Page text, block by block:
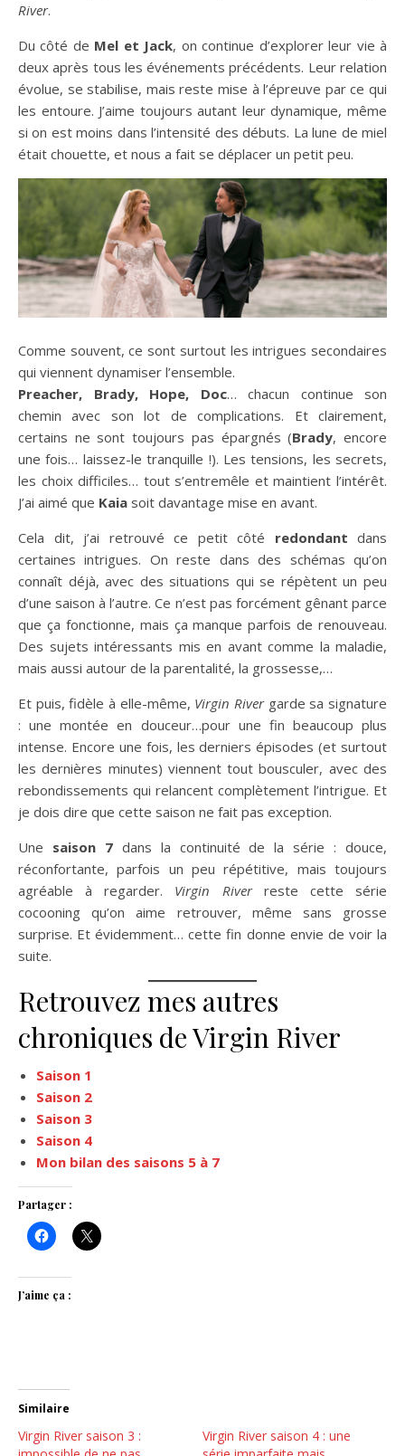
River.
Du côté de Mel et Jack, on continue d’explorer leur vie à
deux après tous les événements précédents. Leur relation
évolue, se stabilise, mais reste mise à l’épreuve par ce qui
les entoure. J’aime toujours autant leur dynamique, même
si on est moins dans l’intensité des débuts. La lune de miel
était chouette, et nous a fait se déplacer un petit peu.
Comme souvent, ce sont surtout les intrigues secondaires
qui viennent dynamiser l’ensemble.
Preacher, Brady, Hope, Doc… chacun continue son
chemin avec son lot de complications. Et clairement,
certains ne sont toujours pas épargnés (Brady, encore
une fois… laissez-le tranquille !). Les tensions, les secrets,
les choix difficiles… tout s’entremêle et maintient l’intérêt.
J’ai aimé que Kaia soit davantage mise en avant.
Cela dit, j’ai retrouvé ce petit côté redondant dans
certaines intrigues. On reste dans des schémas qu’on
connaît déjà, avec des situations qui se répètent un peu
d’une saison à l’autre. Ce n’est pas forcément gênant parce
que ça fonctionne, mais ça manque parfois de renouveau.
Des sujets intéressants mis en avant comme la maladie,
mais aussi autour de la parentalité, la grossesse,…
Et puis, fidèle à elle-même, Virgin Rivergarde sa signature
: une montée en douceur…pour une fin beaucoup plus
intense. Encore une fois, les derniers épisodes (et surtout
les dernières minutes) viennent tout bousculer, avec des
rebondissements qui relancent complètement l’intrigue. Et
je dois dire que cette saison ne fait pas exception.
Une saison 7dans la continuité de la série : douce,
réconfortante, parfois un peu répétitive, mais toujours
agréable à regarder. Virgin Riverreste cette série
cocooning qu’on aime retrouver, même sans grosse
surprise. Et évidemment… cette fin donne envie de voir la
suite.
Retrouvez mes autres
chroniques de Virgin River
Saison 1
Saison 2
Saison 3
Saison 4
Mon bilan des saisons 5 à 7
Partager :
J’aime ça :
Similaire
Virgin River saison 3 :
Virgin River saison 4 : une